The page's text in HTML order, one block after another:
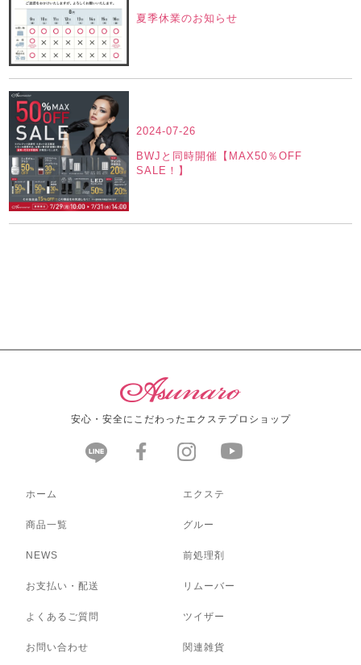
夏季休業のお知らせ
2024-07-26
BWJと同時開催【MAX50％OFF
SALE！】
安心・安全にこだわったエクステプロショップ
ホーム
商品一覧
NEWS
お支払い・配送
よくあるご質問
お問い合わせ
エクステ
グルー
前処理剤
リムーバー
ツイザー
関連雑貨